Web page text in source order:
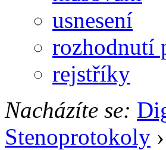
usnesení
rozhodnutí
rejstříky
Nacházíte se:
Stenoprotokoly ›